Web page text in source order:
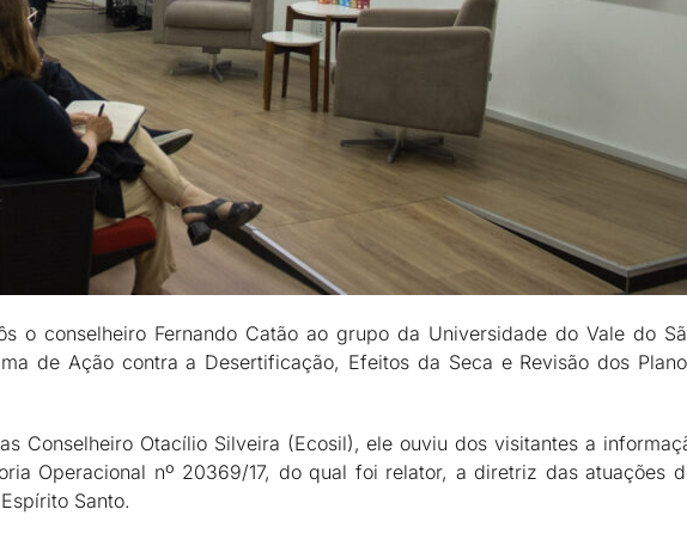
o conselheiro Fernando Catão ao grupo da Universidade do Vale do
de Ação contra a Desertificação, Efeitos da Seca e Revisão dos
Conselheiro Otacílio Silveira (Ecosil), ele ouviu dos visitantes a
Operacional nº 20369/17, do qual foi relator, a diretriz das atuações
Santo.